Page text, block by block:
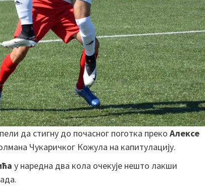
да стигну до почасног поготка преко Алексе
Чукаричког Кожула на капитулацију.
у наредна два кола очекује нешто лакши